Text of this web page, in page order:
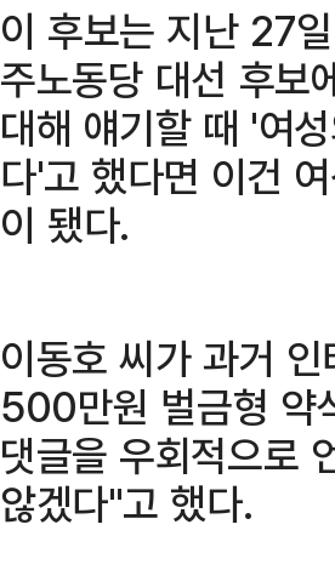
이 후보는 지난 27
주노동당 대선 후보
대해 얘기할 때 '여
다'고 했다면 이건
이 됐다.
이동호 씨가 과거
500만원 벌금형 약
댓글을 우회적으로
않겠다"고 했다.